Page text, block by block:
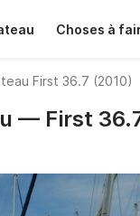
Choses à
First 36.7 (2010)
— First